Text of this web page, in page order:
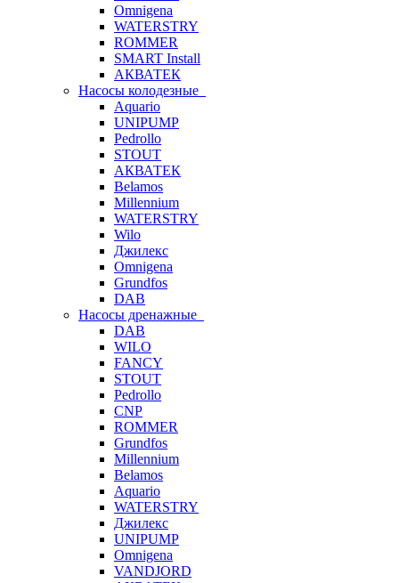
Omnigena
WATERSTRY
ROMMER
SMART Install
АКВАТЕК
Насосы колодезные
Aquario
UNIPUMP
Pedrollo
STOUT
АКВАТЕК
Belamos
Millennium
WATERSTRY
Wilo
Джилекс
Omnigena
Grundfos
DAB
Насосы дренажные
DAB
WILO
FANCY
STOUT
Pedrollo
CNP
ROMMER
Grundfos
Millennium
Belamos
Aquario
WATERSTRY
Джилекс
UNIPUMP
Omnigena
VANDJORD